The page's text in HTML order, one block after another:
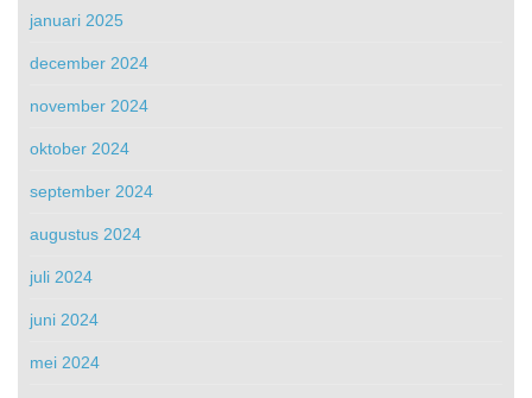
januari 2025
december 2024
november 2024
oktober 2024
september 2024
augustus 2024
juli 2024
juni 2024
mei 2024